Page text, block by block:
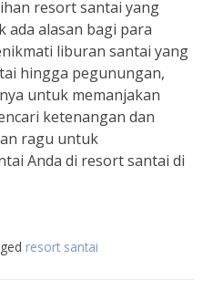
resort santai yang
ada alasan bagi para
liburan santai yang
hingga pegunungan,
untuk memanjakan
ketenangan dan
ragu untuk
Anda di resort santai di
resort santai